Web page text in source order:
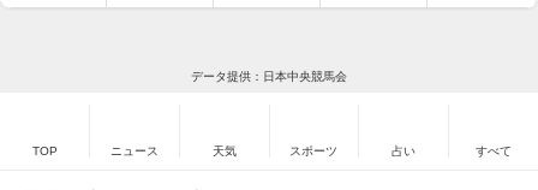
データ提供：日本中央競馬会
TOP ニュース 天気 スポーツ 占い すべて